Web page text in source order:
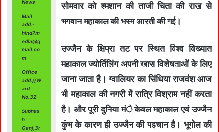
News
Mail
add.-
hind7m
edia@g
mail.co
m
Office
add.//W
ard
No.32
Subhas
h
Ganj,3r
सोमवार को श्मशान की ताजी चिता की राख से
भगवान महाकाल की भस्म आरती की गई।
उज्जैन के क्षिप्रा तट पर स्थित विश्व विख्यात
महाकाल ज्योर्तिलिंग अपनी खास विशेषताओं के लिए
जाना जाता है। ग्वालियर का सिंधिया राजवंश आज
भी महाकाल की नगरी में रात्रि विश्राम नहीं करता
है। और पूरी दुनिया मंे केवल महाकाल एवं उज्जैन
कुंभ के कारण ही उज्जैन की पहचान है। भूगोल की